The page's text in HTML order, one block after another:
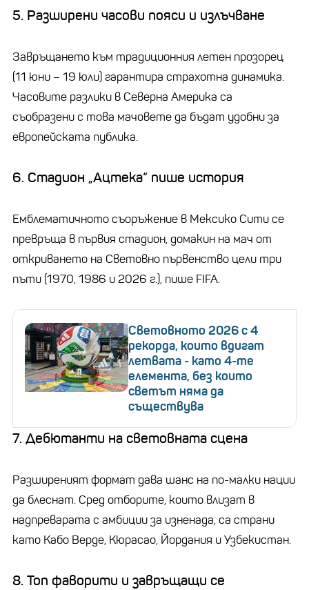
5. Разширени часови пояси и излъчване
Завръщането към традиционния летен прозорец
(11 юни – 19 юли) гарантира страхотна динамика.
Часовите разлики в Северна Америка са
съобразени с това мачовете да бъдат удобни за
европейската публика.
6. Стадион „Ацтека“ пише история
Емблематичното съоръжение в Мексико Сити се
превръща в първия стадион, домакин на мач от
откриването на Световно първенство цели три
пъти (1970, 1986 и 2026 г.), пише FIFA.
Световното 2026 с 4
рекорда, които вдигат
летвата - като 4-те
елемента, без които
светът няма да
съществува
7. Дебютанти на световната сцена
Разширеният формат дава шанс на по-малки нации
да блеснат. Сред отборите, които влизат в
надпреварата с амбиции за изненада, са страни
като Кабо Верде, Кюрасао, Йордания и Узбекистан.
8. Топ фаворити и завръщащи се